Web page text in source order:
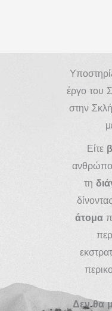
έργο του
στην
Είτε
τη
άτομα
Δεν θα